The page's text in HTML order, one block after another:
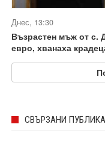
Днес, 13:30
Възрастен мъж от с.
евро, хванаха
СВЪРЗАНИ